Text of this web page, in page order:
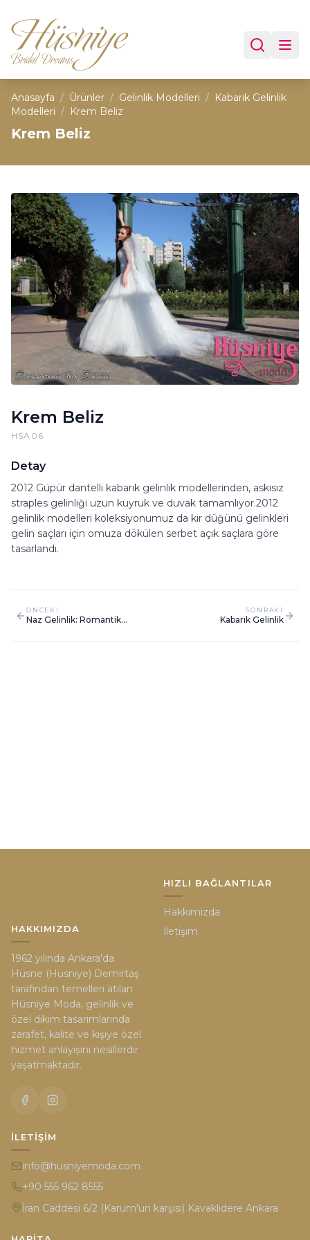
Anasayfa / Ürünler / Gelinlik Modelleri / Kabarık Gelinlik
Modelleri / Krem Beliz
Krem Beliz
Krem Beliz
HSA06
Detay
2012 Güpür dantelli kabarık gelinlik modellerinden, askısız
straples gelinliği uzun kuyruk ve duvak tamamlıyor.2012
gelinlik modelleri koleksiyonumuz da kır düğünü gelinkleri
gelin saçları için omuza dökülen serbet açık saçlara göre
tasarlandı.
ONCEKI
Naz Gelinlik: Romantik
SONRAKI
Kabarık Gelinlik
HAKKIMIZDA
1962 yılında Ankara’da
Hüsne (Hüsniye) Demirtaş
tarafından temelleri atılan
Hüsniye Moda, gelinlik ve
özel dikim tasarımlarında
zarafet, kalite ve kişiye özel
hizmet anlayışını nesillerdir
yaşatmaktadır.
HIZLI BAĞLANTILAR
Hakkımızda
İletişim
İLETIŞIM
info@husniyemoda.com
+90 555 962 8555
İran Caddesi 6/2 (Karum'un karşısı) Kavaklıdere Ankara